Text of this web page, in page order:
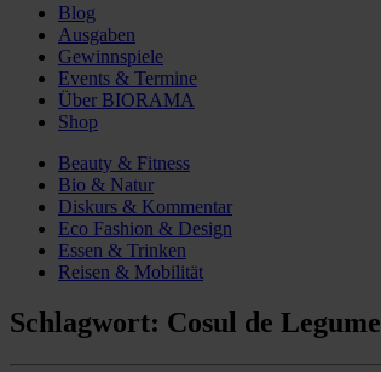
Blog
Ausgaben
Gewinnspiele
Events & Termine
Über BIORAMA
Shop
Beauty & Fitness
Bio & Natur
Diskurs & Kommentar
Eco Fashion & Design
Essen & Trinken
Reisen & Mobilität
Schlagwort: Cosul de Legume